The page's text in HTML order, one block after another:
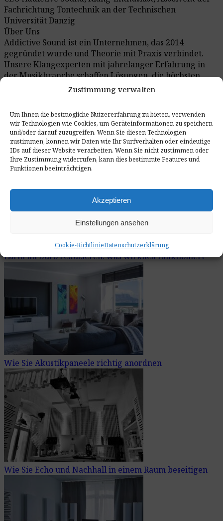
Zustimmung verwalten
Um Ihnen die bestmögliche Nutzererfahrung zu bieten, verwenden
wir Technologien wie Cookies, um Geräteinformationen zu speichern
und/oder darauf zuzugreifen. Wenn Sie diesen Technologien
zustimmen, können wir Daten wie Ihr Surfverhalten oder eindeutige
IDs auf dieser Website verarbeiten. Wenn Sie nicht zustimmen oder
Ihre Zustimmung widerrufen, kann dies bestimmte Features und
Funktionen beeinträchtigen.
Akzeptieren
Einstellungen ansehen
Cookie-RichtlinieDatenschutzerklärung
Fachrichtung Tontechnik an der Technischen
Universität Danzig
Über Uns
Addictive Sound ist ein Unternehmen, das 2014
gegründet wurde und Theorie mit Praxis verbindet.
Unsere Klangexperten mit jahrelanger Erfahrung in
der Musikbranche schaffen Lösungen, die höchsten
Standards entsprechen. In unserem Blog finden Sie
Fachwissen über Akustik und Klangtechnik, unterstützt
Zuletzt hinzugefügte Artikel
Lärm im Büro reduzieren: was wirklich funktioniert
Wie Sie Akustikpaneele richtig anordnen
Wie Sie Echo und Nachhall in einem Raum beseitigen